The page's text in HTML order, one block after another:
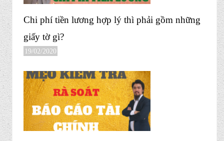
Chi phí tiền lương hợp lý thì phải gồm những
giấy tờ gì?
19/02/2020